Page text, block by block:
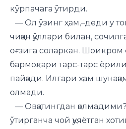
кўрпачага ўтирди.
— Ол ўзинг ҳам,–деди у
чиққан қўллари билан,
оғзига соларкан. Шоикром
бармоқлари тарс-тарс
пайқади. Илгари ҳам
олмади.
— Овқатингдан
ўтирганча чой қуяётган